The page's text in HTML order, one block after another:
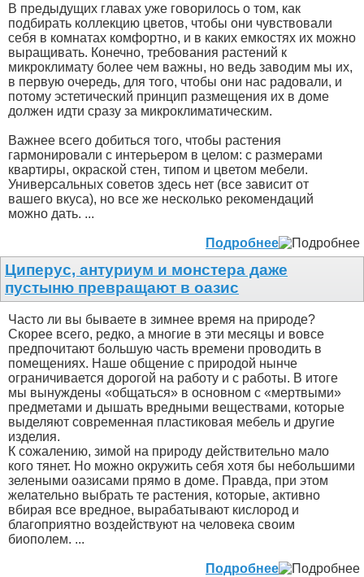
В предыдущих главах уже говорилось о том, как
подбирать коллекцию цветов, чтобы они чувствовали
себя в комнатах комфортно, и в каких емкостях их можно
выращивать. Конечно, требования растений к
микроклимату более чем важны, но ведь заводим мы их,
в первую очередь, для того, чтобы они нас радовали, и
потому эстетический принцип размещения их в доме
должен идти сразу за микроклиматическим.
Важнее всего добиться того, чтобы растения
гармонировали с интерьером в целом: с размерами
квартиры, окраской стен, типом и цветом мебели.
Универсальных советов здесь нет (все зависит от
вашего вкуса), но все же несколько рекомендаций
можно дать. ...
Подробнее
Циперус, антуриум и монстера даже
пустыню превращают в оазис
Часто ли вы бываете в зимнее время на природе?
Скорее всего, редко, а многие в эти месяцы и вовсе
предпочитают большую часть времени проводить в
помещениях. Наше общение с природой нынче
ограничивается дорогой на работу и с работы. В итоге
мы вынуждены «общаться» в основном с «мертвыми»
предметами и дышать вредными веществами, которые
выделяют современная пластиковая мебель и другие
изделия.
К сожалению, зимой на природу действительно мало
кого тянет. Но можно окружить себя хотя бы небольшими
зелеными оазисами прямо в доме. Правда, при этом
желательно выбрать те растения, которые, активно
вбирая все вредное, вырабатывают кислород и
благоприятно воздействуют на человека своим
биополем. ...
Подробнее